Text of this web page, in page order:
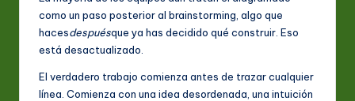
p
ni
como un paso posterior al brainstorming, algo que
hacesdespuésque ya has decidido qué construir. Eso
está desactualizado.
El verdadero trabajo comienza antes de trazar cualquier
línea. Comienza con una idea desordenada, una intuición